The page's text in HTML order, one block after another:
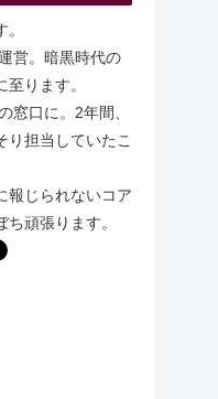
営。暗黒時代の
ります。
窓口に。2年間、
り担当していたこ
報じられないコア
頑張ります。